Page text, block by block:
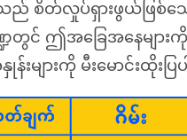
ည် စိတ်လှုပ်ရှားဖွယ်ဖြစ်
င် ဤအခြေအနေများ
ျားကို မီးမောင်းထိုးပြ